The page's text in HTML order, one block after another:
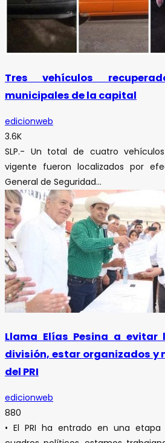
Tres vehículos
municipales de la capital
edicionweb
3.6K
SLP.- Un total de cuatro
vigente fueron localizados por
General de Seguridad...
Llama Elías Pesina a
división, estar organizados y
del PRI
edicionweb
880
• El PRI ha entrado en una